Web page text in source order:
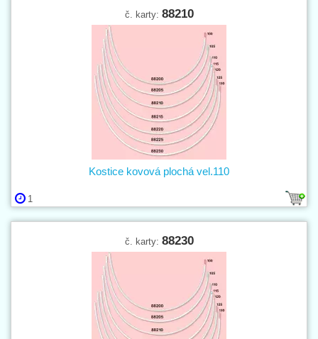
č. karty: 88210
1
Kostice kovová plochá vel.110
č. karty: 88230